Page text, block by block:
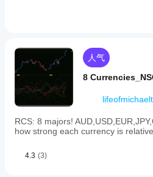
https://ctrader.com/products/1180
https://ctrader.com/products/1015
https://ctrader.com/products/555
https://ctrader.com/products/553
https://ctrader.com/products/554
https://ctrader.com/products/552
https://ctrader.com/products/557
indicator
loads,
with
configurable
sound
and
limits
alert
frequency
人气
8
RCS: 8 majors!
how strong each currency is
4.3 (3)